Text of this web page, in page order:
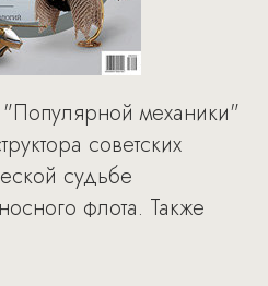
механики"
советских
судьбе
флота. Также